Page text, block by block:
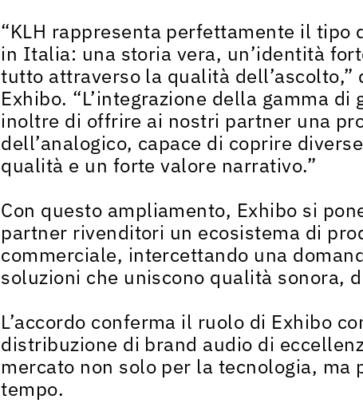
“KLH rappresenta perfettamente il tipo
in Italia: una storia vera, un’identità
tutto attraverso la qualità dell’ascolto,”
Exhibo. “L’integrazione della gamma
inoltre di offrire ai nostri partner una
dell’analogico, capace di coprire
qualità e un forte valore narrativo.”
Con questo ampliamento, Exhibo si
partner rivenditori un ecosistema di
commerciale, intercettando una
soluzioni che uniscono qualità sonora,
L’accordo conferma il ruolo di Exhibo
distribuzione di brand audio di
mercato non solo per la tecnologia, ma
tempo.